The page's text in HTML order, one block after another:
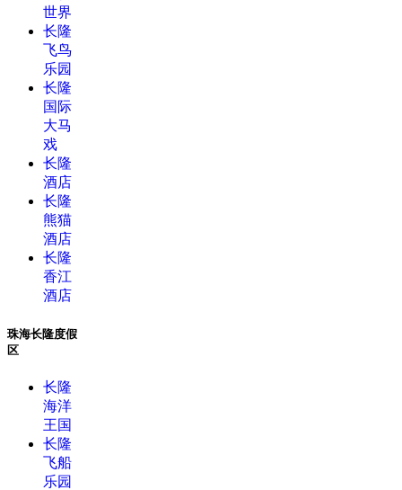
世界
长隆
飞鸟
乐园
长隆
国际
大马
戏
长隆
酒店
长隆
熊猫
酒店
长隆
香江
酒店
珠海长隆度假
区
长隆
海洋
王国
长隆
飞船
乐园